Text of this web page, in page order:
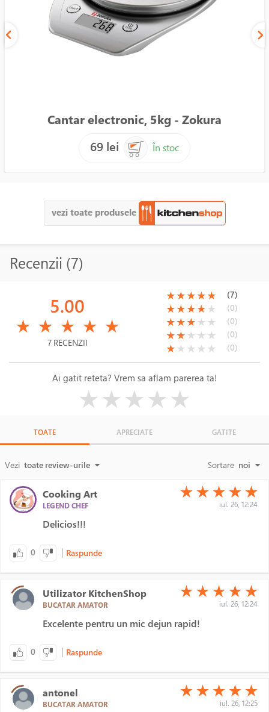
Cantar electronic, 5kg - Zokura
69 lei
În stoc
vezi toate produsele
Recenzii (7)
5.00
★ ★ ★ ★ ★
7 RECENZII
(*)
★(*)
★(*)
★(*)
★(*)
★ (7)
(*)
★(*)
★(*)
★(*)
★( )
★ (0)
(*)
★(*)
★(*)
★( )
★ ( )
★ (0)
(*)
★(*)
★( )
★ ( )
★ ( )
★ (0)
(*)
★( )
★ ( )
★ ( )
★ ( )
★ (0)
Ai gatit reteta? Vrem sa aflam parerea ta!
★★★★★
TOATE APRECIATE GATITE
Vezi toate review-urile Sortare noi
Cooking Art
LEGEND CHEF
(*)
★ (*)
★ (*)
★ (*)
★ (*)
★
iul. 26, 12:24
Delicios!!!
0 | Raspunde
Utilizator KitchenShop
BUCATAR AMATOR
(*)
★ (*)
★ (*)
★ (*)
★ (*)
★
iul. 26, 12:24
Excelente pentru un mic dejun rapid!
0 | Raspunde
antonel
BUCATAR AMATOR
(*)
★ (*)
★ (*)
★ (*)
★ (*)
★
iul. 26, 12:25